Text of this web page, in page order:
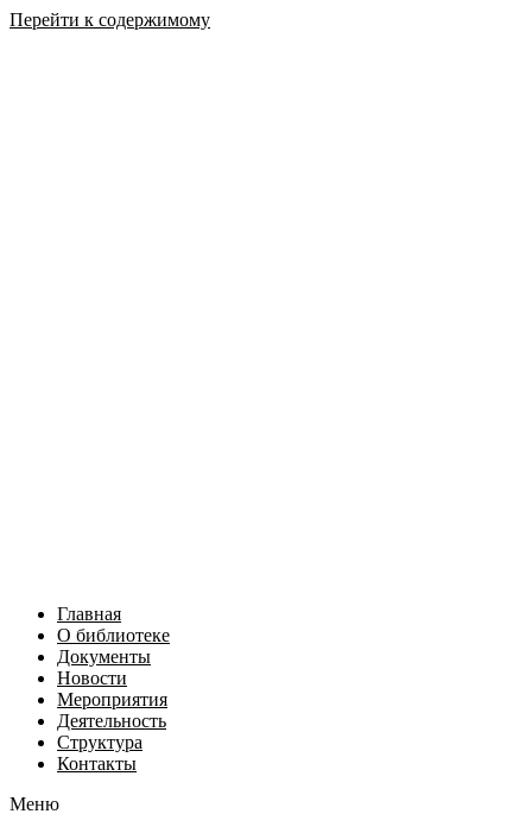
Перейти к содержимому
Главная
О библиотеке
Документы
Новости
Мероприятия
Деятельность
Структура
Контакты
Меню